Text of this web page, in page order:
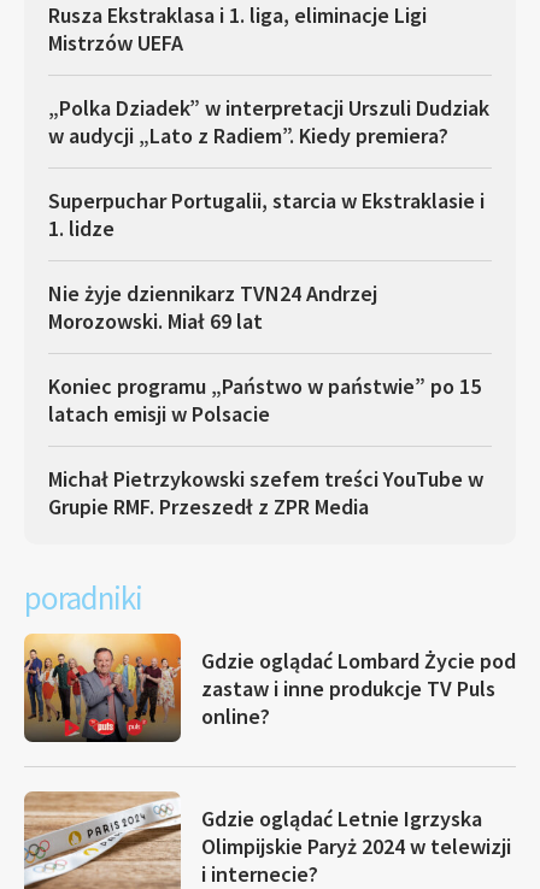
Rusza Ekstraklasa i 1. liga, eliminacje Ligi
Mistrzów UEFA
„Polka Dziadek” w interpretacji Urszuli Dudziak
w audycji „Lato z Radiem”. Kiedy premiera?
Superpuchar Portugalii, starcia w Ekstraklasie i
1. lidze
Nie żyje dziennikarz TVN24 Andrzej
Morozowski. Miał 69 lat
Koniec programu „Państwo w państwie” po 15
latach emisji w Polsacie
Michał Pietrzykowski szefem treści YouTube w
Grupie RMF. Przeszedł z ZPR Media
poradniki
Gdzie oglądać Lombard Życie pod
zastaw i inne produkcje TV Puls
online?
Gdzie oglądać Letnie Igrzyska
Olimpijskie Paryż 2024 w telewizji
i internecie?